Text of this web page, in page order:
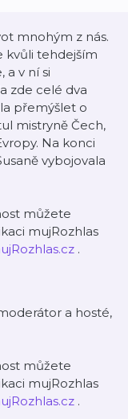
mnohým z nás.
kvůli tehdejším
a v ní si
zde celé dva
přemýšlet o
mistryně Čech,
Na konci
vybojovala
můžete
mujRozhlas
.
a hosté,
můžete
mujRozhlas
.